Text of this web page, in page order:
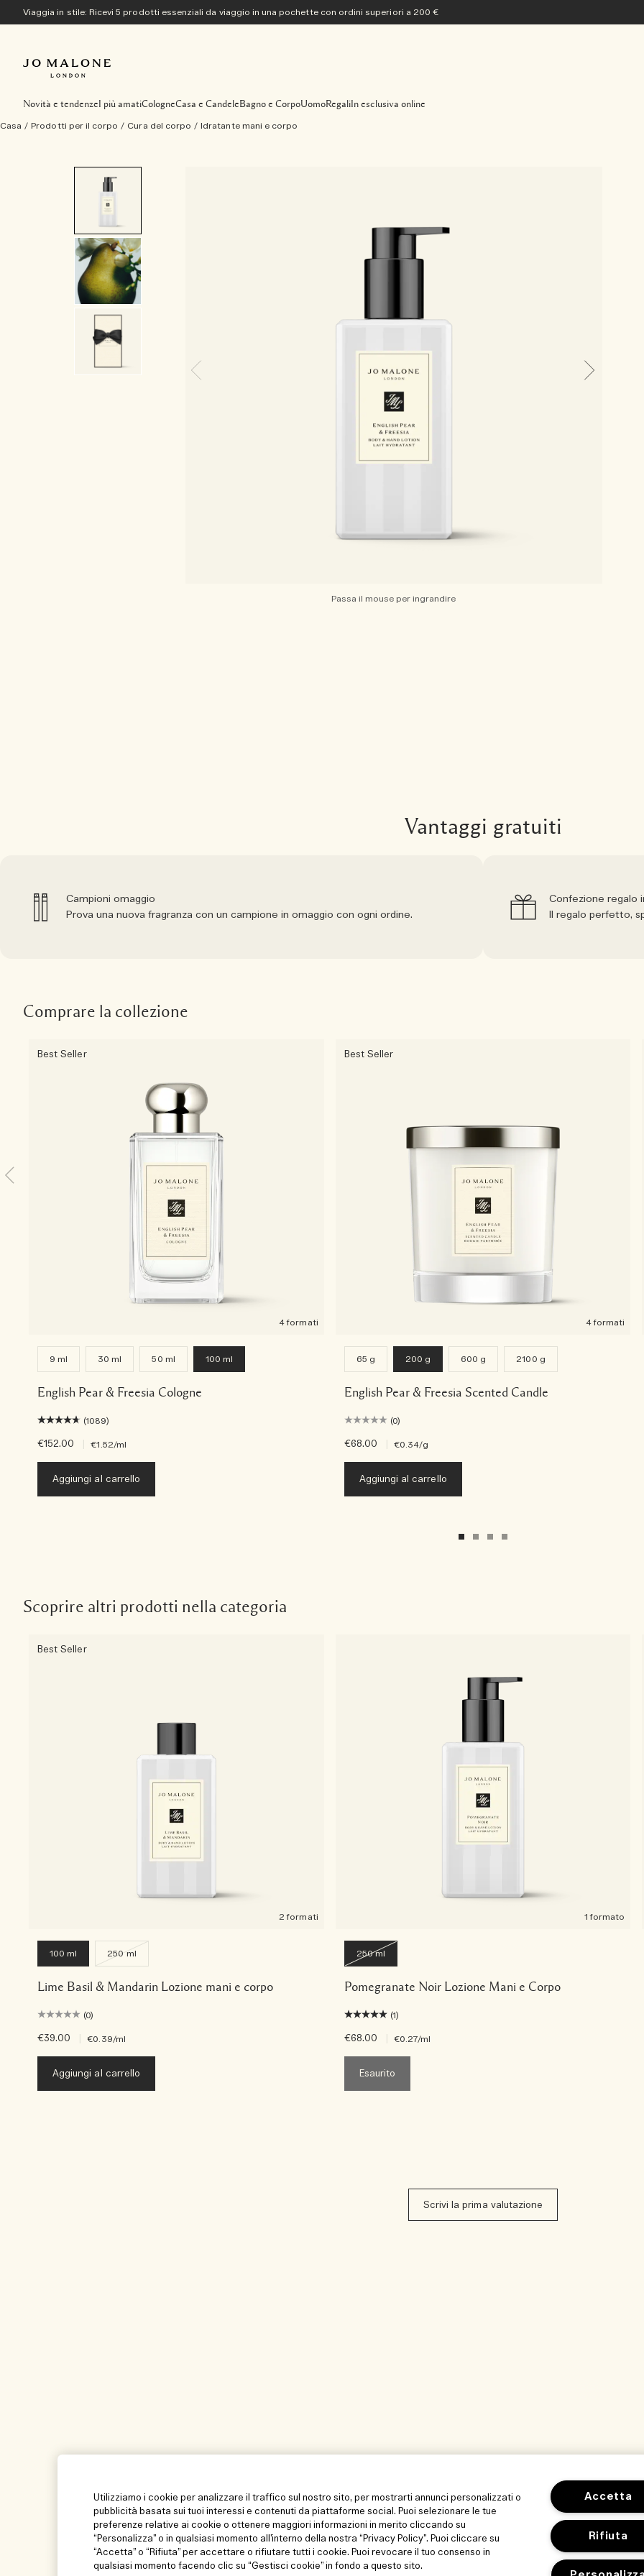
Viaggia in stile: Ricevi 5 prodotti essenziali da viaggio in una pochette con ordini superiori a 200 €
Novità e tendenzeI più amatiCologneCasa e CandeleBagno e CorpoUomoRegaliIn esclusiva online
Casa / Prodotti per il corpo / Cura del corpo / Idratante mani e corpo
Passa il mouse per ingrandire
Vantaggi gratuiti
Campioni omaggio
Prova una nuova fragranza con un campione in omaggio con ogni ordine.
Confezione regalo
Il regalo perfetto,
Comprare la collezione
Best Seller
4 formati
9 ml 30 ml 50 ml 100 ml
English Pear & Freesia Cologne
(1089)
€152.00 €1.52/ml
Aggiungi al carrello
Best Seller
4 formati
65 g 200 g 600 g 2100 g
English Pear & Freesia Scented Candle
(0)
€68.00 €0.34/g
Aggiungi al carrello
Scoprire altri prodotti nella categoria
Best Seller
2 formati
100 ml 250 ml
Lime Basil & Mandarin Lozione mani e corpo
(0)
€39.00 €0.39/ml
Aggiungi al carrello
1 formato
250 ml
Pomegranate Noir Lozione Mani e Corpo
(1)
€68.00 €0.27/ml
Esaurito
Scrivi la prima valutazione
Utilizziamo i cookie per analizzare il traffico sul nostro sito, per mostrarti annunci personalizzati o
pubblicità basata sui tuoi interessi e contenuti da piattaforme social. Puoi selezionare le tue
preferenze relative ai cookie o ottenere maggiori informazioni in merito cliccando su
“Personalizza” o in qualsiasi momento all’interno della nostra “Privacy Policy”. Puoi cliccare su
“Accetta” o “Rifiuta” per accettare o rifiutare tutti i cookie. Puoi revocare il tuo consenso in
qualsiasi momento facendo clic su “Gestisci cookie” in fondo a questo sito.
Accetta
Rifiuta